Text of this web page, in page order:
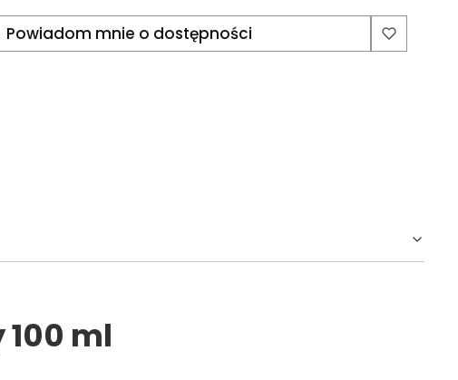
Powiadom mnie o dostępności
100 ml